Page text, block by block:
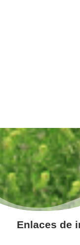
Enlaces de